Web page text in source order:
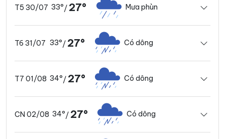
T5 30/07 33°/ 27° Mưa phùn
T6 31/07 33°/ 27° Có dông
T7 01/08 34°/ 27° Có dông
CN 02/08 34°/ 27° Có dông